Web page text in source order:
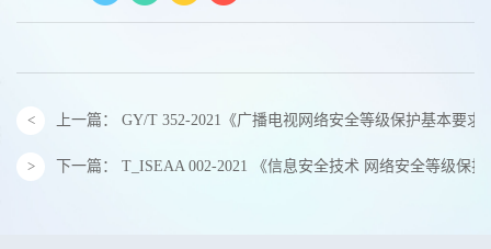
上一篇： GY/T 352-2021《广播电视网络安全等级保护基本要求
下一篇： T_ISEAA 002-2021 《信息安全技术 网络安全等级保